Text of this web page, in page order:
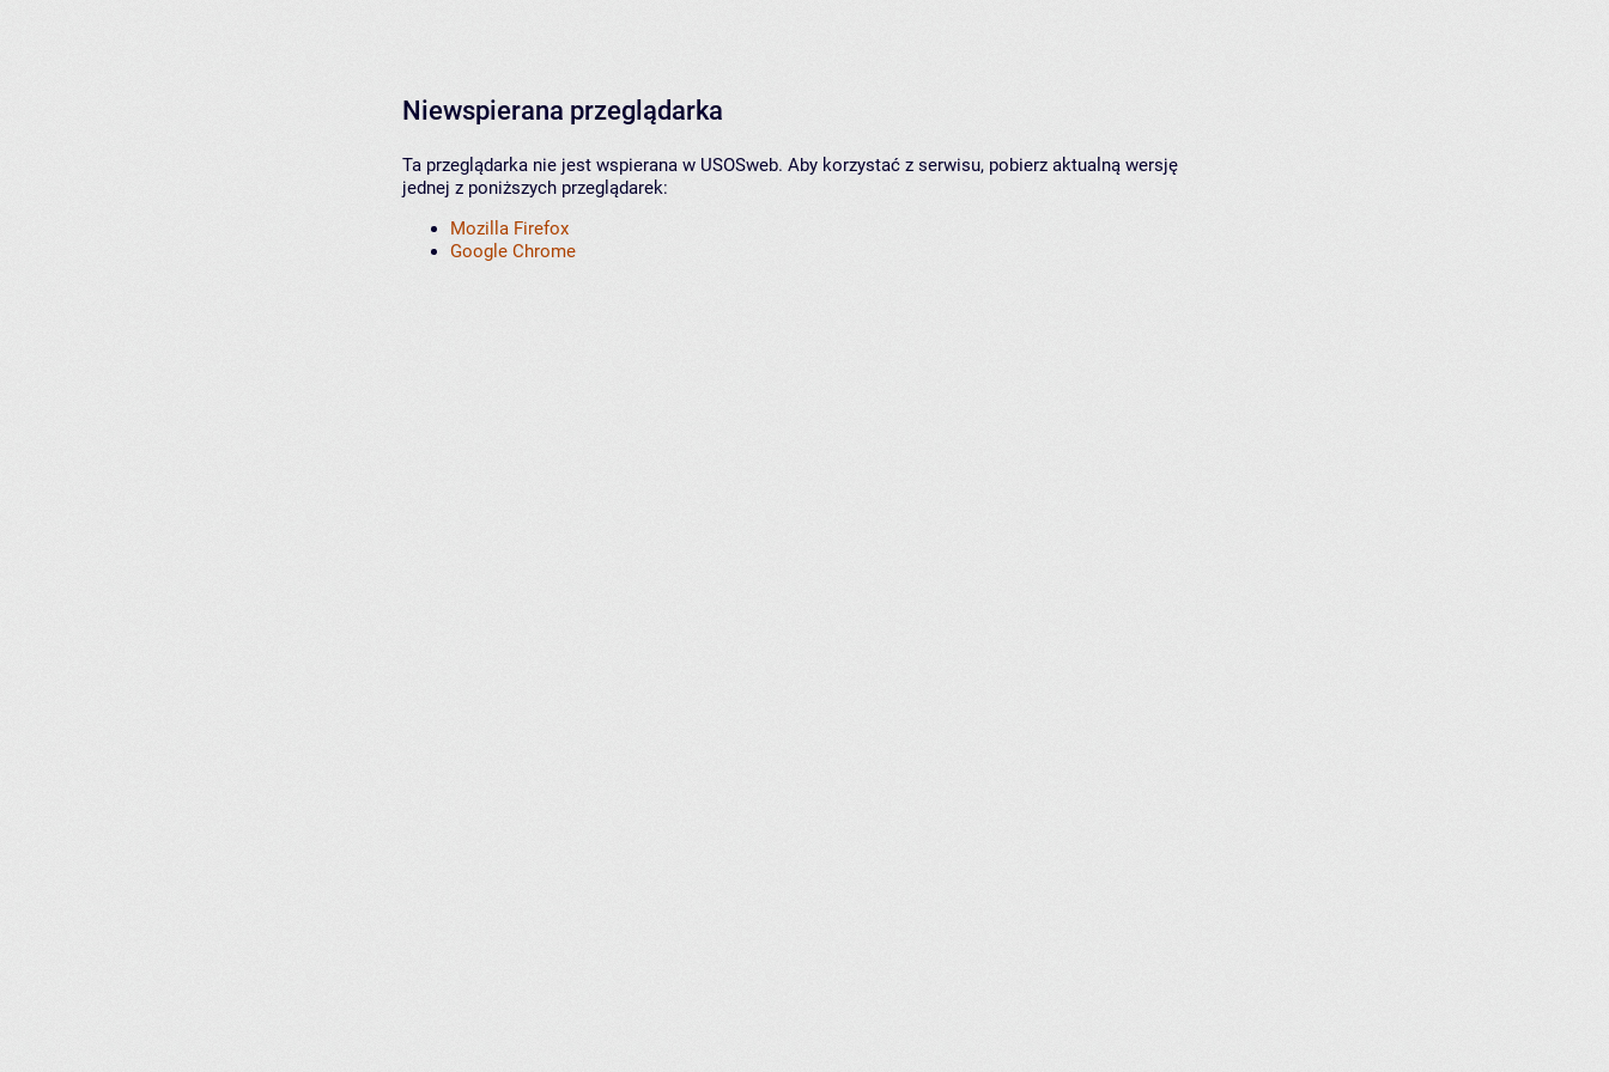
Niewspierana przeglądarka
Ta przeglądarka nie jest wspierana w USOSweb. Aby korzystać z serwisu, pobierz aktualną wersję
jednej z poniższych przeglądarek:
Mozilla Firefox
Google Chrome